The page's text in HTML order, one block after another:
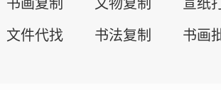
书画复制 文物复制 宣纸
文件代找 书法复制 书画